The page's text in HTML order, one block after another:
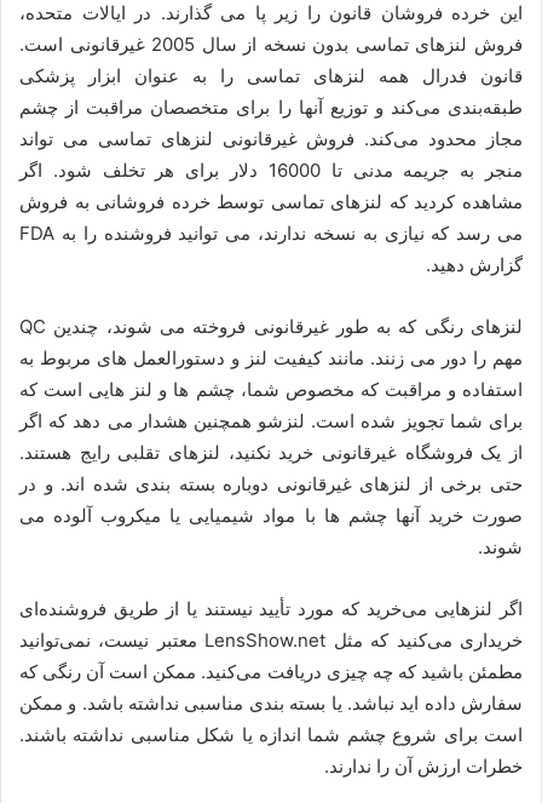
این خرده فروشان قانون را زیر پا می گذارند. در ایالات متحده،
فروش لنزهای تماسی بدون نسخه از سال 2005 غیرقانونی است.
قانون فدرال همه لنزهای تماسی را به عنوان ابزار پزشکی
طبقه‌بندی می‌کند و توزیع آنها را برای متخصصان مراقبت از چشم
مجاز محدود می‌کند. فروش غیرقانونی لنزهای تماسی می تواند
منجر به جریمه مدنی تا 16000 دلار برای هر تخلف شود. اگر
مشاهده کردید که لنزهای تماسی توسط خرده فروشانی به فروش
می رسد که نیازی به نسخه ندارند، می توانید فروشنده را به FDA
گزارش دهید.
لنزهای رنگی که به طور غیرقانونی فروخته می شوند، چندین QC
مهم را دور می زنند. مانند کیفیت لنز و دستورالعمل های مربوط به
استفاده و مراقبت که مخصوص شما، چشم ها و لنز هایی است که
برای شما تجویز شده است. لنزشو همچنین هشدار می دهد که اگر
از یک فروشگاه غیرقانونی خرید نکنید، لنزهای تقلبی رایج هستند.
حتی برخی از لنزهای غیرقانونی دوباره بسته بندی شده اند. و در
صورت خرید آنها چشم ها با مواد شیمیایی یا میکروب آلوده می
شوند.
اگر لنزهایی می‌خرید که مورد تأیید نیستند یا از طریق فروشنده‌ای
خریداری می‌کنید که مثل LensShow.net معتبر نیست، نمی‌توانید
مطمئن باشید که چه چیزی دریافت می‌کنید. ممکن است آن رنگی که
سفارش داده اید نباشد. یا بسته بندی مناسبی نداشته باشد. و ممکن
است برای شروع چشم شما اندازه یا شکل مناسبی نداشته باشند.
خطرات ارزش آن را ندارند.